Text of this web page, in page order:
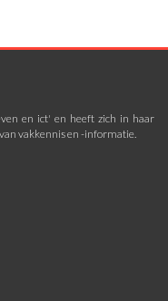
en ict' en heeft zich in haar
vakkennis en -informatie.